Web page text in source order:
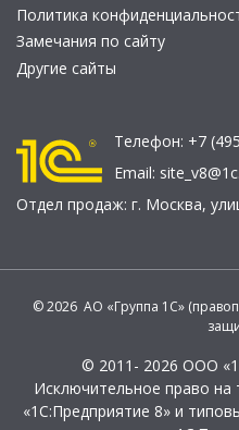
Политика
Замечания по сайту
Другие сайты
Телефон: +7
Email:
Отдел продаж: г. Москва,
© 2026 АО «Группа 1С»
© 2011- 2026 ООО
Исключительное право на
«1С:Предприятие 8» и